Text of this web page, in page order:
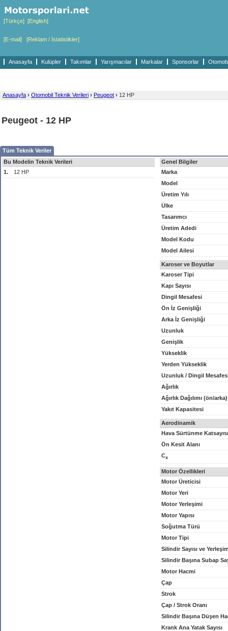
[Türkçe] [English]
[E-mail] [Reklam / İstatistikler]
Anasayfa Kulüpler Takımlar Yarışmacılar Markalar Sponsorlar
Anasayfa › Otomobil Teknik Verileri › Peugeot › 12 HP
Peugeot - 12 HP
Tüm Teknik Veriler
Bu Modelin Teknik Verileri
1.
12 HP
Genel Bilgiler
Marka
Model
Üretim Yılı
Ülke
Tasarımcı
Üretim Adedi
Model Kodu
Model Ailesi
Karoser ve Boyutlar
Karoser Tipi
Kapı Sayısı
Dingil Mesafesi
Ön İz Genişliği
Arka İz Genişliği
Uzunluk
Genişlik
Yükseklik
Yerden Yükseklik
Uzunluk / Dingil
Ağırlık
Ağırlık Dağılımı (ön/arka)
Yakıt Kapasitesi
Aerodinamik
Hava Sürtünme Katsayısı
Ön Kesit Alanı
Cx
Motor Özellikleri
Motor Üreticisi
Motor Yeri
Motor Yerleşimi
Motor Yapısı
Soğutma Türü
Motor Tipi
Silindir Sayısı ve
Silindir Başına Subap
Motor Hacmi
Çap
Strok
Çap / Strok Oranı
Silindir Başına Düşen
Krank Ana Yatak Sayısı